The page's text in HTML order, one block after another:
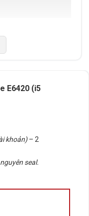
E6420 (i5
khoản) – 2
seal.